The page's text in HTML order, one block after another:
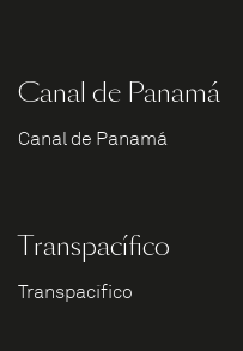
Canal de Panamá
Canal de Panamá
Transpacífico
Transpacífico